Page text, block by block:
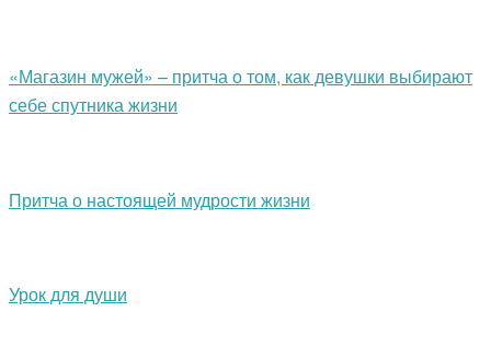
«Магазин мужей» – притча о том, как девушки выбирают
себе спутника жизни
Притча о настоящей мудрости жизни
Урок для души